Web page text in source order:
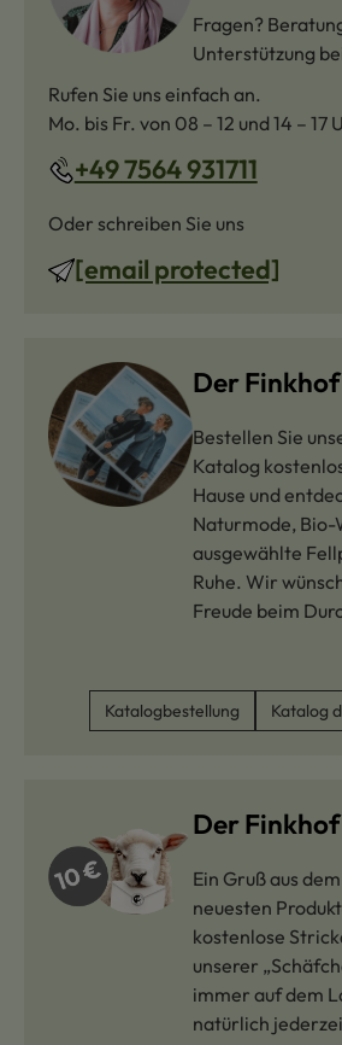
Fragen?
Unterstützung
Rufen Sie uns einfach an.
Mo. bis Fr. von 08 – 12 und 14 – 17
+49 7564 931711
Oder schreiben Sie uns
[email protected]
Der
Bestellen Sie
Katalog
Hause und
Naturmode, Bio-
ausgewählte
Ruhe. Wir
Freude beim
Katalogbestellung Katalog
Der
Ein Gruß aus
neuesten
kostenlose
unserer
immer auf dem
natürlich